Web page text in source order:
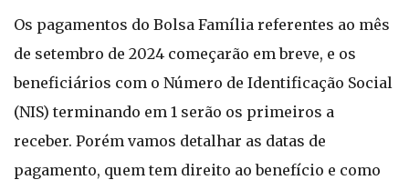
Os pagamentos do Bolsa Família referentes ao mês
de setembro de 2024 começarão em breve, e os
beneficiários com o Número de Identificação Social
(NIS) terminando em 1 serão os primeiros a
receber. Porém vamos detalhar as datas de
pagamento, quem tem direito ao benefício e como